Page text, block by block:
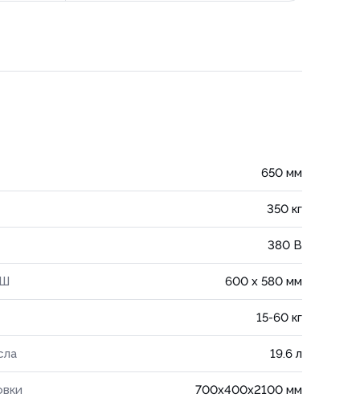
650 мм
350 кг
380 В
600 х 580 мм
15-60 кг
19.6 л
700x400x2100 мм